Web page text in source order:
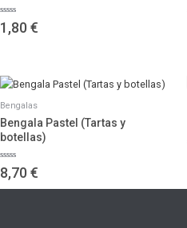
Valorado
con
1,80 €
Bengalas
Bengala Pastel (Tartas y
botellas)
Valorado
con
de
8,70 €